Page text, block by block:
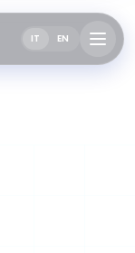
IT EN